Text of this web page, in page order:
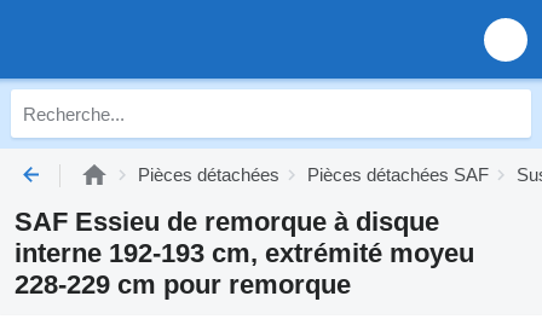
Pièces détachées Pièces détachées SAF
SAF Essieu de remorque à disque
interne 192-193 cm, extrémité moyeu
228-229 cm pour remorque